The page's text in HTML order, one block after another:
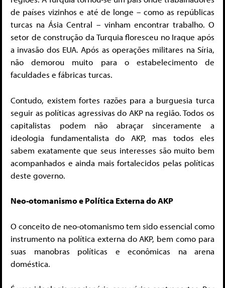
de países vizinhos e até de longe – como as repúblicas
turcas na Ásia Central – vinham encontrar trabalho. O
setor de construção da Turquia floresceu no Iraque após
a invasão dos EUA. Após as operações militares na Síria,
não demorou muito para o estabelecimento de
faculdades e fábricas turcas.
Contudo, existem fortes razões para a burguesia turca
seguir as políticas agressivas do AKP na região. Todos os
capitalistas podem não abraçar sinceramente a
ideologia fundamentalista do AKP, mas todos eles
sabem exatamente que seus interesses são muito bem
acompanhados e ainda mais fortalecidos pelas políticas
deste governo.
Neo-otomanismo e Política Externa do AKP
O conceito de neo-otomanismo tem sido essencial como
instrumento na política externa do AKP, bem como para
suas manobras políticas e econômicas na arena
doméstica.